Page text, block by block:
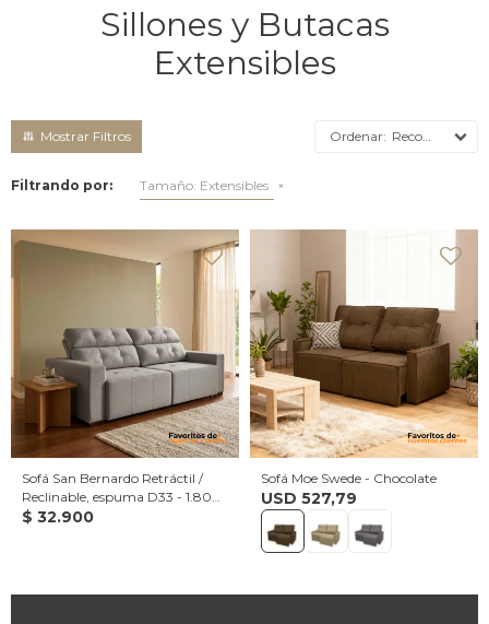
Sillones y Butacas
Extensibles
Recomendados
Filtrando por: Tamaño: Extensibles
Sofá San Bernardo Retráctil /
Reclinable, espuma D33 - 1.80
de largo, cuerpo entero
$ 32.900
Sofá Moe Swede - Chocolate
USD 527,79
Mesas de luz